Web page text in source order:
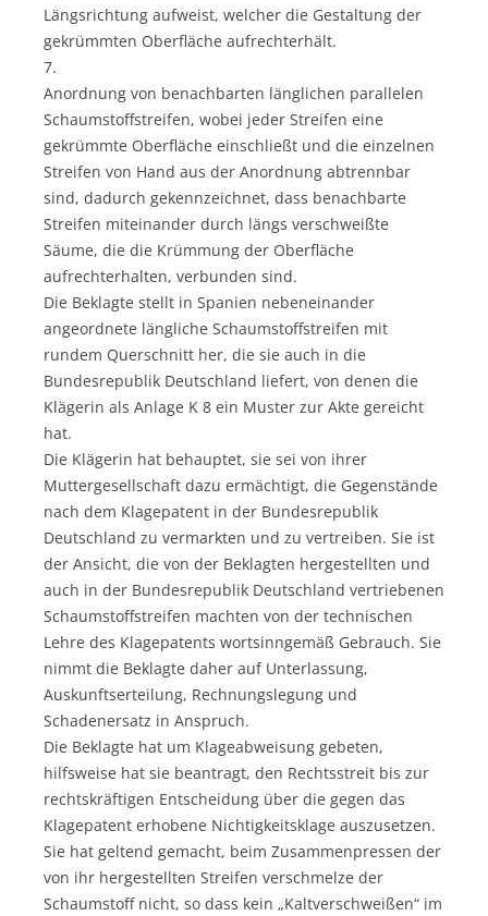
Längsrichtung aufweist, welcher die Gestaltung der
gekrümmten Oberfläche aufrechterhält.
7.
Anordnung von benachbarten länglichen parallelen
Schaumstoffstreifen, wobei jeder Streifen eine
gekrümmte Oberfläche einschließt und die einzelnen
Streifen von Hand aus der Anordnung abtrennbar
sind, dadurch gekennzeichnet, dass benachbarte
Streifen miteinander durch längs verschweißte
Säume, die die Krümmung der Oberfläche
aufrechterhalten, verbunden sind.
Die Beklagte stellt in Spanien nebeneinander
angeordnete längliche Schaumstoffstreifen mit
rundem Querschnitt her, die sie auch in die
Bundesrepublik Deutschland liefert, von denen die
Klägerin als Anlage K 8 ein Muster zur Akte gereicht
hat.
Die Klägerin hat behauptet, sie sei von ihrer
Muttergesellschaft dazu ermächtigt, die Gegenstände
nach dem Klagepatent in der Bundesrepublik
Deutschland zu vermarkten und zu vertreiben. Sie ist
der Ansicht, die von der Beklagten hergestellten und
auch in der Bundesrepublik Deutschland vertriebenen
Schaumstoffstreifen machten von der technischen
Lehre des Klagepatents wortsinngemäß Gebrauch. Sie
nimmt die Beklagte daher auf Unterlassung,
Auskunftserteilung, Rechnungslegung und
Schadenersatz in Anspruch.
Die Beklagte hat um Klageabweisung gebeten,
hilfsweise hat sie beantragt, den Rechtsstreit bis zur
rechtskräftigen Entscheidung über die gegen das
Klagepatent erhobene Nichtigkeitsklage auszusetzen.
Sie hat geltend gemacht, beim Zusammenpressen der
von ihr hergestellten Streifen verschmelze der
Schaumstoff nicht, so dass kein „Kaltverschweißen“ im